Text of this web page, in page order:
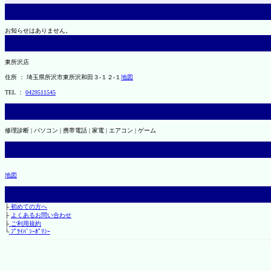
お知らせはありません。
東所沢店
住所 ： 埼玉県所沢市東所沢和田３-１２-１ 地図
TEL ： 0429511545
修理診断 | パソコン | 携帯電話 | 家電 | エアコン | ゲーム
地図
├初めての方へ
├ よくあるお問い合わせ
├ご利用規約
└ﾌﾟﾗｲﾊﾞｼｰﾎﾟﾘｼｰ